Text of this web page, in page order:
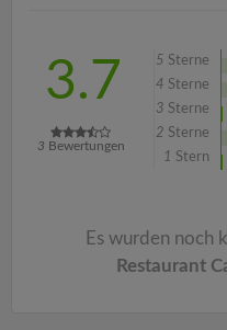
3.7
3 Bewertungen
5 Sterne
4 Sterne
3 Sterne
2 Sterne
1 Stern
Es wurden noch
Restaurant
g
a